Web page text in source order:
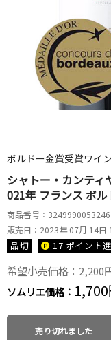
ボルドー金賞受賞ワイン
シャトー・カンティ
021年 フランス ボ
商品番号：3249990053246
販売日：2023年 07月 14日
品切 17 ポイント
希望小売価格：2,200
ソムリエ価格：
売り切れました